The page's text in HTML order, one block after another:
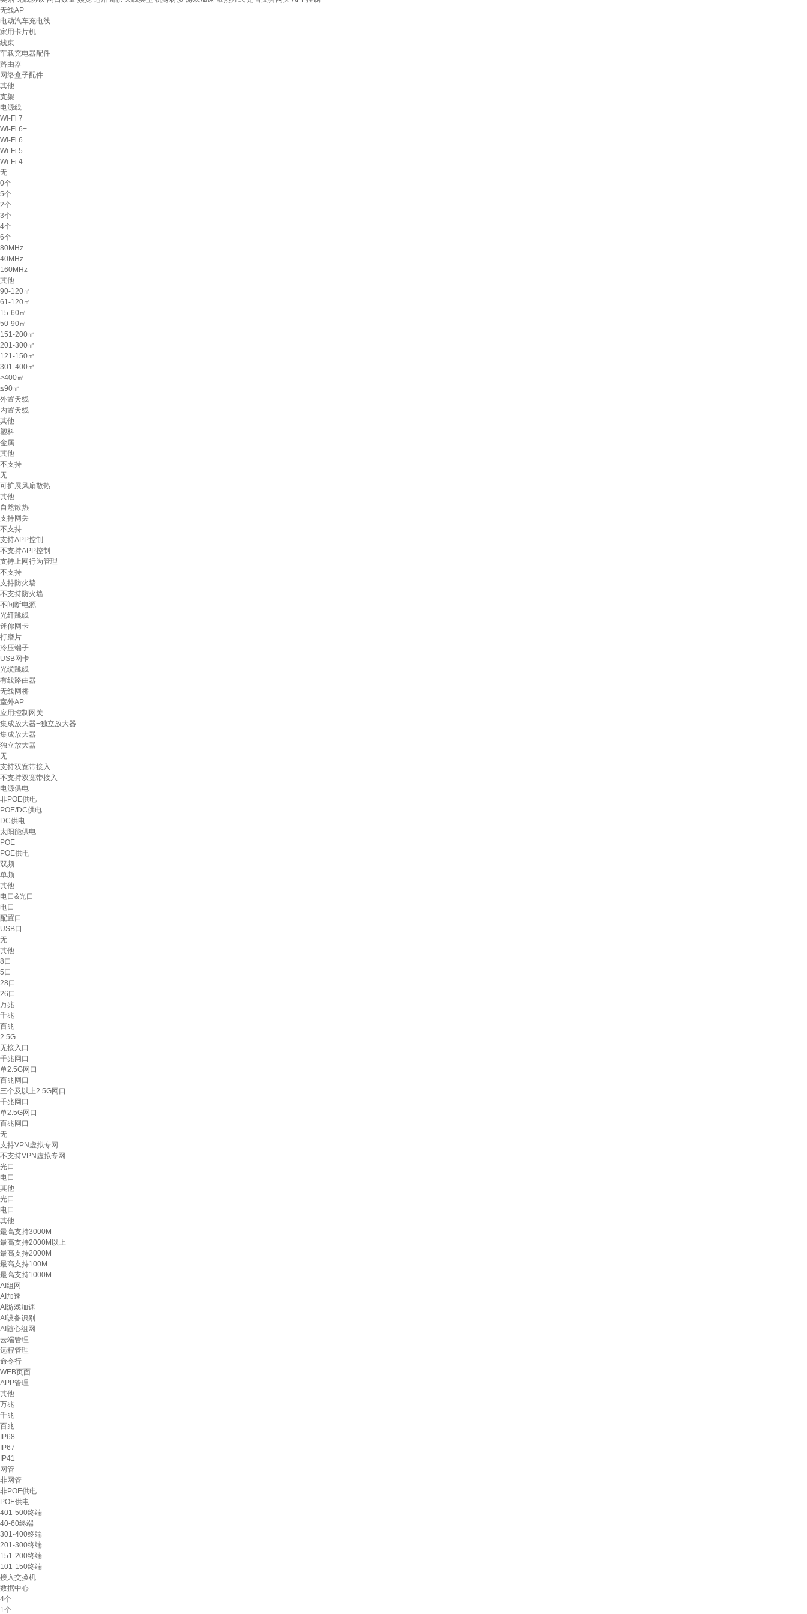
无线AP
电动汽车充电线
家用卡片机
线束
车载充电器配件
路由器
网络盒子配件
其他
支架
电源线
Wi-Fi 7
Wi-Fi 6+
Wi-Fi 6
Wi-Fi 5
Wi-Fi 4
无
0个
5个
2个
3个
4个
6个
80MHz
40MHz
160MHz
其他
90-120㎡
61-120㎡
15-60㎡
50-90㎡
151-200㎡
201-300㎡
121-150㎡
301-400㎡
>400㎡
≤90㎡
外置天线
内置天线
其他
塑料
金属
其他
不支持
无
可扩展风扇散热
其他
自然散热
支持网关
不支持
支持APP控制
不支持APP控制
支持上网行为管理
不支持
支持防火墙
不支持防火墙
不间断电源
光纤跳线
迷你网卡
打磨片
冷压端子
USB网卡
光缆跳线
有线路由器
无线网桥
室外AP
应用控制网关
集成放大器+独立放大器
集成放大器
独立放大器
无
支持双宽带接入
不支持双宽带接入
电源供电
非POE供电
POE/DC供电
DC供电
太阳能供电
POE
POE供电
双频
单频
其他
电口&光口
电口
配置口
USB口
无
其他
8口
5口
28口
26口
万兆
千兆
百兆
2.5G
无接入口
千兆网口
单2.5G网口
百兆网口
三个及以上2.5G网口
千兆网口
单2.5G网口
百兆网口
无
支持VPN虚拟专网
不支持VPN虚拟专网
光口
电口
其他
光口
电口
其他
最高支持3000M
最高支持2000M以上
最高支持2000M
最高支持100M
最高支持1000M
AI组网
AI加速
AI游戏加速
AI设备识别
AI随心组网
云端管理
远程管理
命令行
WEB页面
APP管理
其他
万兆
千兆
百兆
IP68
IP67
IP41
网管
非网管
非POE供电
POE供电
401-500终端
40-60终端
301-400终端
201-300终端
151-200终端
101-150终端
接入交换机
数据中心
4个
1个